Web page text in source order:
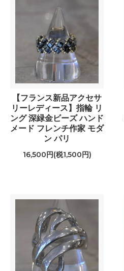
【フランス新品アクセサ
リーレディース】指輪 リ
ング 深緑金ビーズ ハンド
メード フレンチ作家 モダ
ン パリ
16,500円(税1,500円)